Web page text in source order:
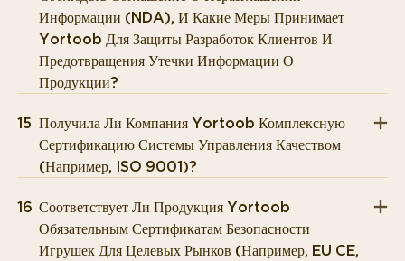
Информации (NDA), И Какие Меры Принимает
Yortoob Для Защиты Разработок Клиентов И
Предотвращения Утечки Информации О
Продукции?
15 Получила Ли Компания Yortoob Комплексную
Сертификацию Системы Управления Качеством
(например, ISO 9001)?
16 Соответствует Ли Продукция Yortoob
Обязательным Сертификатам Безопасности
Игрушек Для Целевых Рынков (например, EU CE,